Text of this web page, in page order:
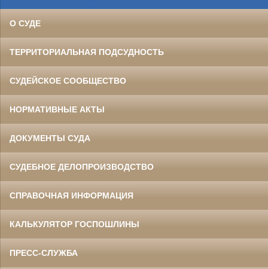
О СУДЕ
ТЕРРИТОРИАЛЬНАЯ ПОДСУДНОСТЬ
СУДЕЙСКОЕ СООБЩЕСТВО
НОРМАТИВНЫЕ АКТЫ
ДОКУМЕНТЫ СУДА
СУДЕБНОЕ ДЕЛОПРОИЗВОДСТВО
СПРАВОЧНАЯ ИНФОРМАЦИЯ
КАЛЬКУЛЯТОР ГОСПОШЛИНЫ
ПРЕСС-СЛУЖБА